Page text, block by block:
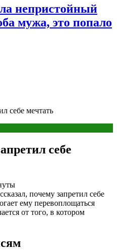
непристойный
мужа, это попало
себе мечтать
себе
почему запретил себе
ему перевоплощаться
от того, в котором